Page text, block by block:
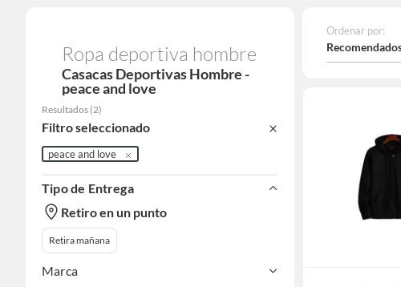
Ropa deportiva hombre
Casacas Deportivas Hombre -
peace and love
Resultados (2)
Filtro seleccionado
peace and love
Tipo de Entrega
Retiro en un punto
Retira mañana
Marca
Ordenar por: